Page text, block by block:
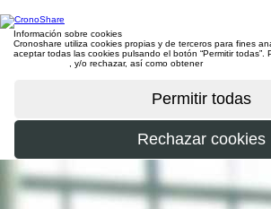
Información sobre cookies
Cronoshare utiliza cookies propias y de terceros para fines
aceptar todas las cookies pulsando el botón “Permitir todas”.
, y/o rechazar, así como obtener